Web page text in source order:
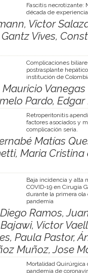
Fascitis necrotizante:
década de experiencia
Victor
Vives,
Complicaciones
postrasplante
institución de
Pardo,
Retroperitonitis
factores asociados y
complicación seria.
Matías
Maria Cristina
Baja incidencia y alta
COVID-19 en Cirugía
durante la primera ola
pandemia
Ramos,
Víctor
Paula Pastor,
Muñoz, Jose
Mortalidad Quirúrgica
pandemia de